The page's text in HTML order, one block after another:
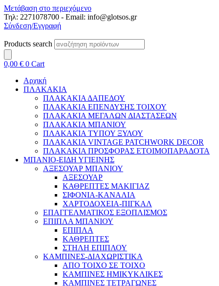
Μετάβαση στο περιεχόμενο
Τηλ: 2271078700 - Email: info@glotsos.gr
Σύνδεση/Εγγραφή
Products search
0,00 € 0 Cart
Αρχική
ΠΛΑΚΑΚΙΑ
ΠΛΑΚΑΚΙΑ ΔΑΠΕΔΟΥ
ΠΛΑΚΑΚΙΑ ΕΠΕΝΔΥΣΗΣ ΤΟΙΧΟΥ
ΠΛΑΚΑΚΙΑ ΜΕΓΑΛΩΝ ΔΙΑΣΤΑΣΕΩΝ
ΠΛΑΚΑΚΙΑ ΜΠΑΝΙΟΥ
ΠΛΑΚΑΚΙΑ ΤΥΠΟΥ ΞΥΛΟΥ
ΠΛΑΚΑΚΙΑ VINTAGE PATCHWORK DECOR
ΠΛΑΚΑΚΙΑ ΠΡΟΣΦΟΡΑΣ ΕΤΟΙΜΟΠΑΡΑΔΟΤΑ
ΜΠΑΝΙΟ-ΕΙΔΗ ΥΓΙΕΙΝΗΣ
ΑΞΕΣΟΥΑΡ ΜΠΑΝΙΟΥ
ΑΞΕΣΟΥΑΡ
ΚΑΘΡΕΠΤΕΣ ΜΑΚΙΓΙΑΖ
ΣΙΦΟΝΙΑ-ΚΑΝΑΛΙΑ
ΧΑΡΤΟΔΟΧΕΙΑ-ΠΙΓΚΑΛ
ΕΠΑΓΓΕΛΜΑΤΙΚΟΣ ΕΞΟΠΛΙΣΜΟΣ
ΕΠΙΠΛΑ ΜΠΑΝΙΟΥ
ΕΠΙΠΛΑ
ΚΑΘΡΕΠΤΕΣ
ΣΤΗΛΗ ΕΠΙΠΛΟΥ
ΚΑΜΠΙΝΕΣ-ΔΙΑΧΩΡΙΣΤΙΚΑ
ΑΠΟ ΤΟΙΧΟ ΣΕ ΤΟΙΧΟ
ΚΑΜΠΙΝΕΣ ΗΜΙΚΥΚΛΙΚΕΣ
ΚΑΜΠΙΝΕΣ ΤΕΤΡΑΓΩΝΕΣ